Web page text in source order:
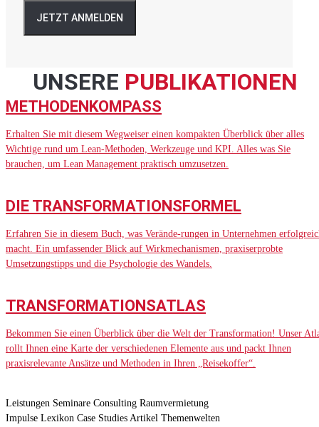
JETZT ANMELDEN
UNSERE PUBLIKATIONEN
METHODENKOMPASS
Erhalten Sie mit diesem Wegweiser einen kompakten Überblick über alles
Wichtige rund um Lean-Methoden, Werkzeuge und KPI. Alles was Sie
brauchen, um Lean Management praktisch umzusetzen.
DIE TRANSFORMATIONSFORMEL
Erfahren Sie in diesem Buch, was Verände-rungen in Unternehmen
macht. Ein umfassender Blick auf Wirkmechanismen, praxiserprobte
Umsetzungstipps und die Psychologie des Wandels.
TRANSFORMATIONSATLAS
Bekommen Sie einen Überblick über die Welt der Transformation! Unser
rollt Ihnen eine Karte der verschiedenen Elemente aus und packt Ihnen
praxisrelevante Ansätze und Methoden in Ihren „Reisekoffer“.
Leistungen Seminare Consulting Raumvermietung
Impulse Lexikon Case Studies Artikel Themenwelten